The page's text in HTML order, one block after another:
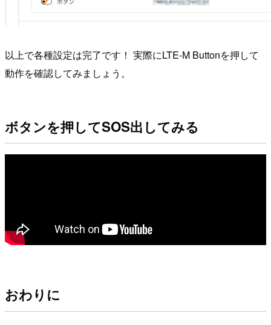
以上で各種設定は完了です！ 実際にLTE-M Buttonを押して
動作を確認してみましょう。
ボタンを押してSOS出してみる
おわりに